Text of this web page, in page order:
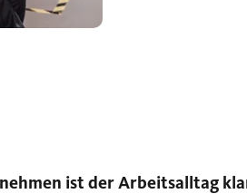
ist der Arbeitsalltag